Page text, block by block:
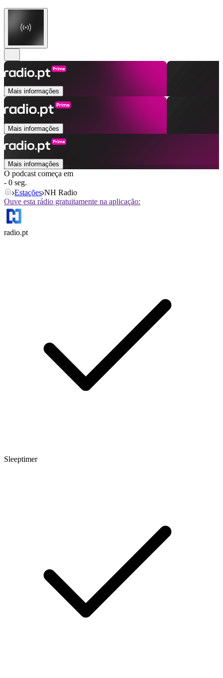
Mais informações
Mais informações
Mais informações
O podcast começa em
- 0 seg.
Estações NH Radio
Ouve esta rádio gratuitamente na aplicação:
radio.pt
Sleeptimer